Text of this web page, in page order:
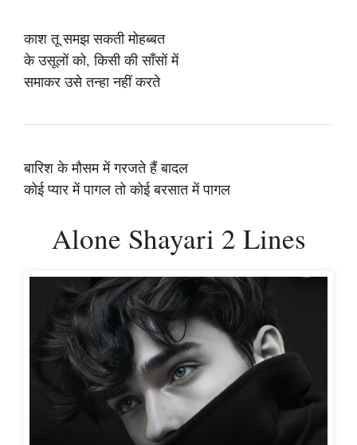
काश तू समझ सकती मोहब्बत
के उसूलों को, किसी की साँसों में
समाकर उसे तन्हा नहीं करते
बारिश के मौसम में गरजते हैं बादल
कोई प्यार में पागल तो कोई बरसात में पागल
Alone Shayari 2 Lines